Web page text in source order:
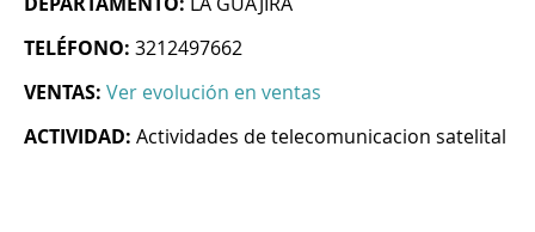
TELÉFONO: 3212497662
VENTAS: Ver evolución en ventas
ACTIVIDAD: Actividades de telecomunicacion satelital